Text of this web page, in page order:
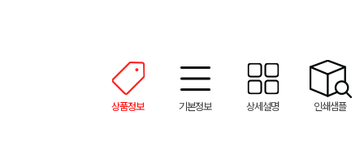
상품정보 기본정보 상세설명 인쇄샘플